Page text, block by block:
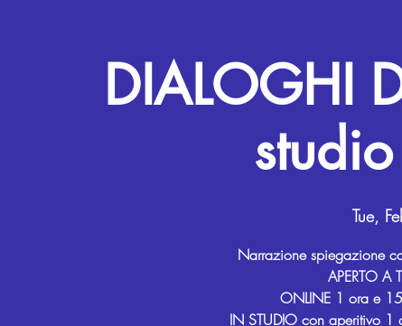
DIALOGHI
Tue,
Narrazione spiegazione
APERTO A
ONLINE 1 ora e